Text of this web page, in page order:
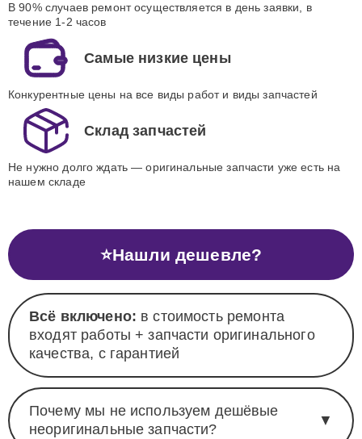
В 90% случаев ремонт осуществляется в день заявки, в
течение 1-2 часов
Самые низкие цены
Конкурентные цены на все виды работ и виды запчастей
Склад запчастей
Не нужно долго ждать — оригинальные запчасти уже есть на
нашем складе
⭐Нашли дешевле?
Всё включено: в стоимость ремонта
входят работы + запчасти оригинального
качества, с гарантией
Почему мы не используем дешёвые
неоригинальные запчасти?
▼